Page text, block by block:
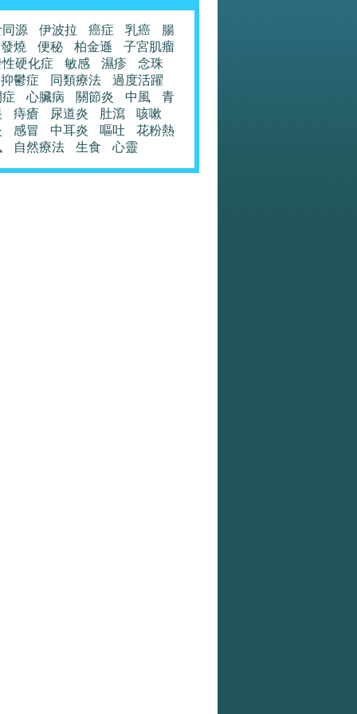
源 伊波拉 癌症 乳癌
腸
發燒
便秘 柏金遜
子宮肌瘤
硬化症
敏感 濕疹
念珠
抑鬱症
同類療法
過度活躍
心臟病 關節炎 中風
青
痔瘡 尿道炎 肚瀉
咳嗽
感冒 中耳炎 嘔吐
花粉熱
自然療法 生食 心靈